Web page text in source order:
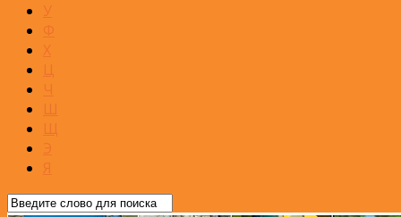
У
Ф
Х
Ц
Ч
Ш
Щ
Э
Я